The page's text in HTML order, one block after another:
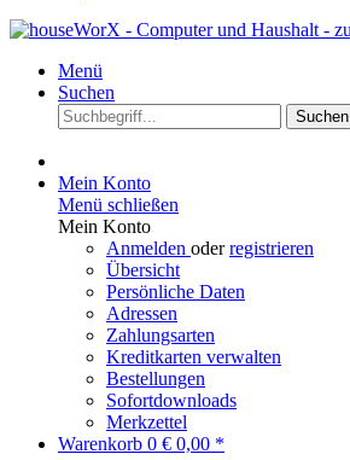
Menü
Suchen
Suchen
Mein Konto
Menü schließen
Mein Konto
Anmelden oderregistrieren
Übersicht
Persönliche Daten
Adressen
Zahlungsarten
Kreditkarten verwalten
Bestellungen
Sofortdownloads
Merkzettel
Warenkorb 0 € 0,00 *